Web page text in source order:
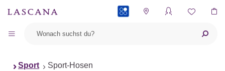
Sport Sport-Hosen